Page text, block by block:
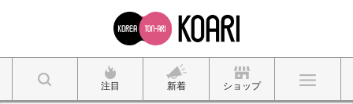
注目 新着 ショップ